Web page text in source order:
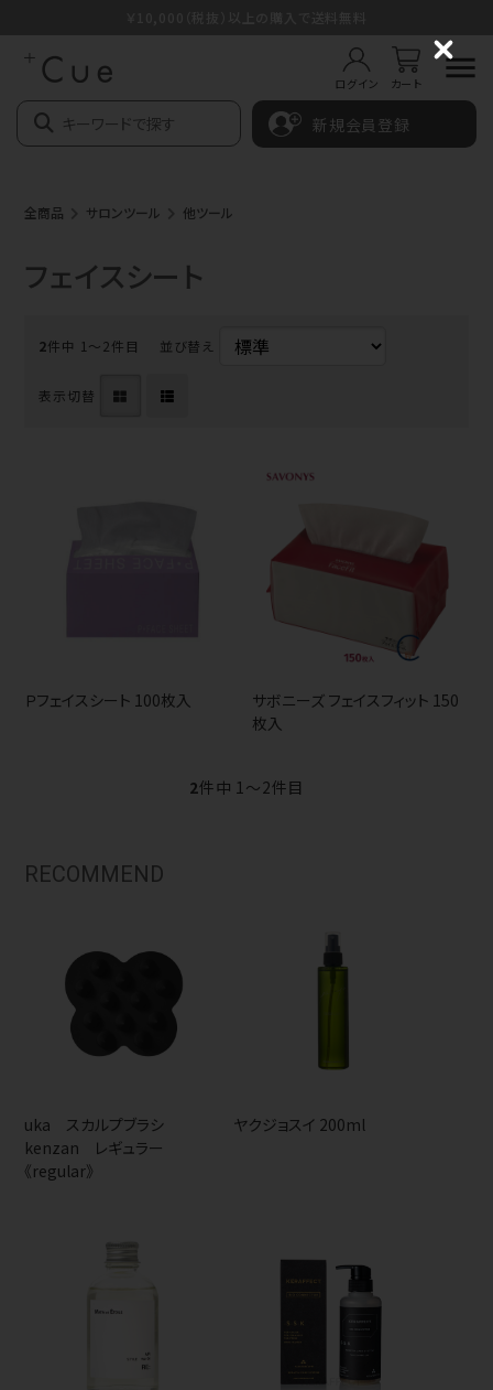
ログイン カート
新規会員登録
全商品 サロンツール 他ツール
フェイスシート
2件中 1〜2件目 並び替え
表示切替
Ｐフェイスシート 100枚入
サボニーズ フェイスフィット 150
枚入
2件中 1〜2件目
RECOMMEND
uka スカルプブラシ
kenzan レギュラー
《regular》
ヤクジョスイ 200ml
C
l